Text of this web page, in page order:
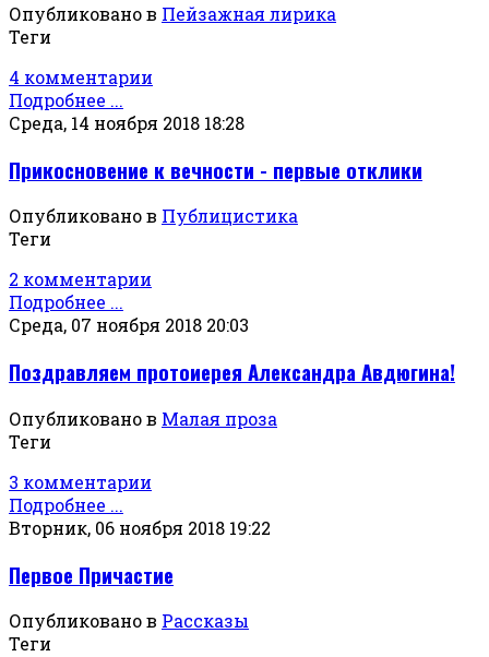
Опубликовано в Пейзажная лирика
Теги
4 комментарии
Подробнее ...
Среда, 14 ноября 2018 18:28
Прикосновение к вечности - первые отклики
Опубликовано в Публицистика
Теги
2 комментарии
Подробнее ...
Среда, 07 ноября 2018 20:03
Поздравляем протоиерея Александра Авдюгина!
Опубликовано в Малая проза
Теги
3 комментарии
Подробнее ...
Вторник, 06 ноября 2018 19:22
Первое Причастие
Опубликовано в Рассказы
Теги